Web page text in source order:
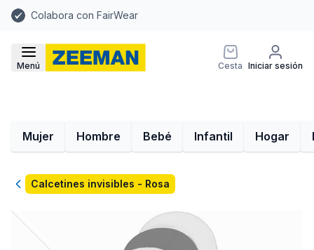
Colabora con FairWear
Menú Cesta Iniciar sesión
Mujer Hombre Bebé Infantil Hogar
VolverCalcetines invisibles - Rosa